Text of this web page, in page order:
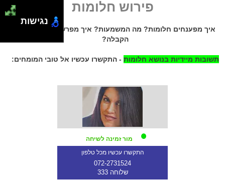
פירוש חלומות
איך מפענחים חלומות? מה המשמעות? איך מפרשים חלומות לפי
הקבלה?
תשובות מיידיות בנושא חלומות - התקשרו עכשיו אל טובי המומחים:
מור זמינה לשיחה
התקשרו עכשיו מכל טלפון
072-2731524
שלוחה 333
נגישות